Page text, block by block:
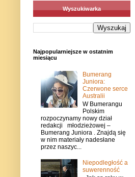
Wyszukiwarka
Najpopularniejsze w ostatnim
miesiącu
Bumerang
Juniora:
Czerwone serce
Australii
W Bumerangu
Polskim
rozpoczynamy nowy dział
redakcji młodzieżowej –
Bumerang Juniora . Znajdą się
w nim materiały nadesłane
przez naszyc...
Niepodległość a
suwerenność